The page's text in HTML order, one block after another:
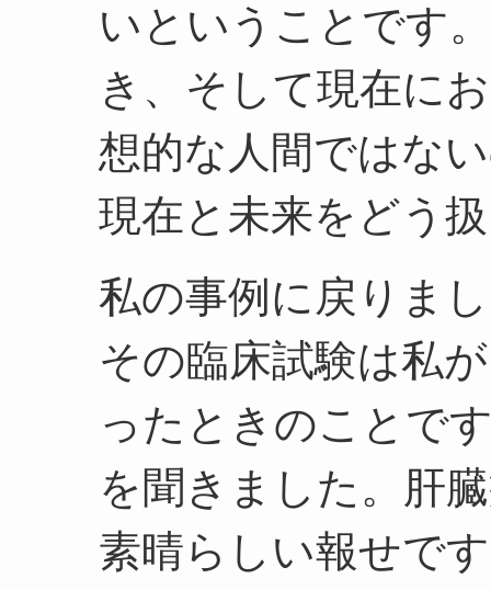
いということです
き、そして現在に
想的な人間ではな
現在と未来をどう
私の事例に戻りま
その臨床試験は私
ったときのことで
を聞きました。肝
素晴らしい報せで